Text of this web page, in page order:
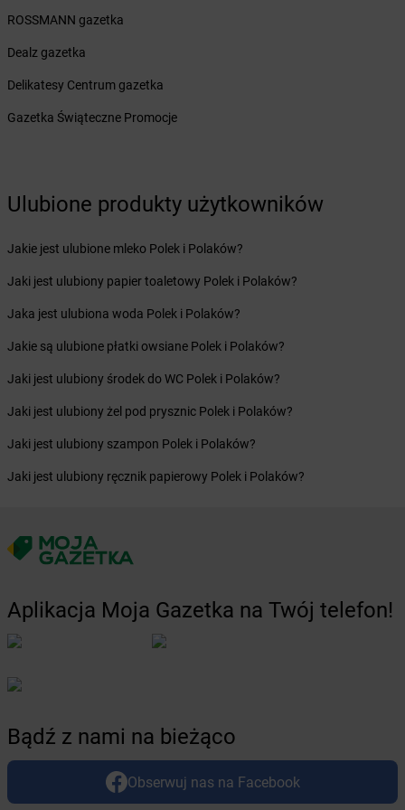
Żabka Bobolice
Bobolin
Żabka Bobowa
Żabka
Bobrek
Bobrowniki
Żabka Bochnia
Żabka Bogatynia
Żabka Bogdanowo
Żabka
Boguchwała
Żabka
Boguchwałowice
Żabka Boguszów-Gorce
Żabka
Boguszyce
Bohater
Żabka Bojano
Żabka
Bojszowy
Żabka
Bolechowo
Żabka Bolęcin
Żabka
Bolesław
Żabka
Bolesławiec
Żabka Bolków
Żabka Bolszewo
Żabka
Borawe
Żabka Borek Stary
Żabka
Borek Wielkopolski
Żabka
Żabka Borowa
Żabka Borowianka
Żabka
Borówiec
Borówno
ROSSMANN gazetka
Dealz gazetka
Delikatesy Centrum gazetka
Gazetka Świąteczne Promocje
Ulubione produkty użytkowników
Jakie jest ulubione mleko Polek i Polaków?
Jaki jest ulubiony papier toaletowy Polek i Polaków?
Jaka jest ulubiona woda Polek i Polaków?
Jakie są ulubione płatki owsiane Polek i Polaków?
Jaki jest ulubiony środek do WC Polek i Polaków?
Jaki jest ulubiony żel pod prysznic Polek i Polaków?
Jaki jest ulubiony szampon Polek i Polaków?
Jaki jest ulubiony ręcznik papierowy Polek i Polaków?
Aplikacja Moja Gazetka na Twój telefon!
Bądź z nami na bieżąco
Obserwuj nas na Facebook